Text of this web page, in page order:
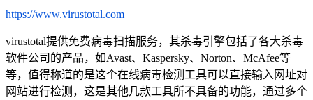
https://www.virustotal.com
virustotal提供免费病毒扫描服务，其杀毒引擎包括了各大杀毒
软件公司的产品，如Avast、Kaspersky、Norton、McAfee等
等，值得称道的是这个在线病毒检测工具可以直接输入网址对
网站进行检测，这是其他几款工具所不具备的功能，通过多个